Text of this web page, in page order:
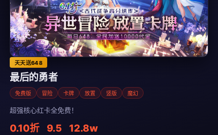
天天送648
最后的勇者
免费版 冒险 卡牌 放置 竖版 魔幻
超强核心红卡全免费！
0.10折 9.5 12.8w